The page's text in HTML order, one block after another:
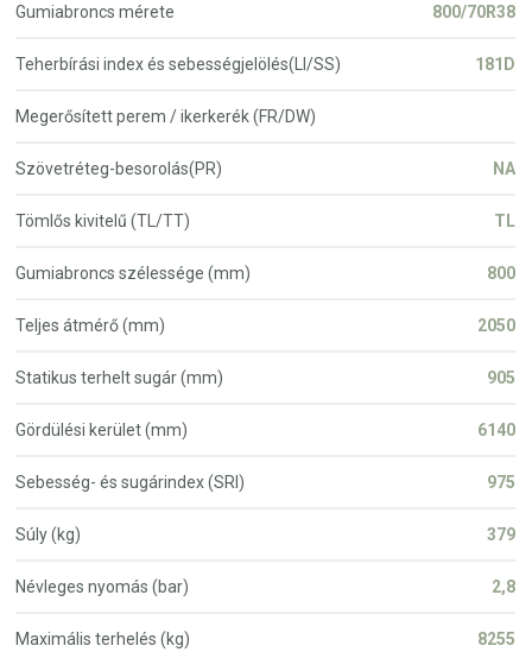
Gumiabroncs mérete 800/70R38
Teherbírási index és sebességjelölés(LI/SS) 181D
Megerősített perem / ikerkerék (FR/DW)
Szövetréteg-besorolás(PR) NA
Tömlős kivitelű (TL/TT) TL
Gumiabroncs szélessége (mm) 800
Teljes átmérő (mm) 2050
Statikus terhelt sugár (mm) 905
Gördülési kerület (mm) 6140
Sebesség- és sugárindex (SRI) 975
Súly (kg) 379
Névleges nyomás (bar) 2,8
Maximális terhelés (kg) 8255